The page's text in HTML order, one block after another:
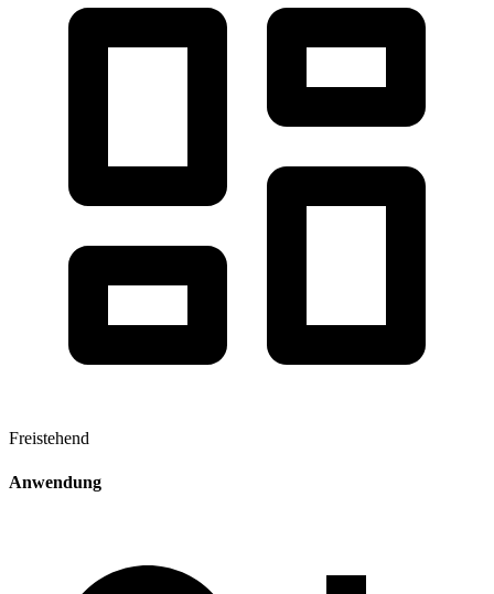
Freistehend
Anwendung